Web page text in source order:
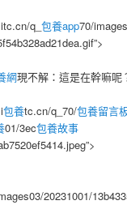
q_包養app70/
網現不解：這是在幹嘛呢
包養tc.cn/q_70/包養留言
01/3ec包養故事
20231001/